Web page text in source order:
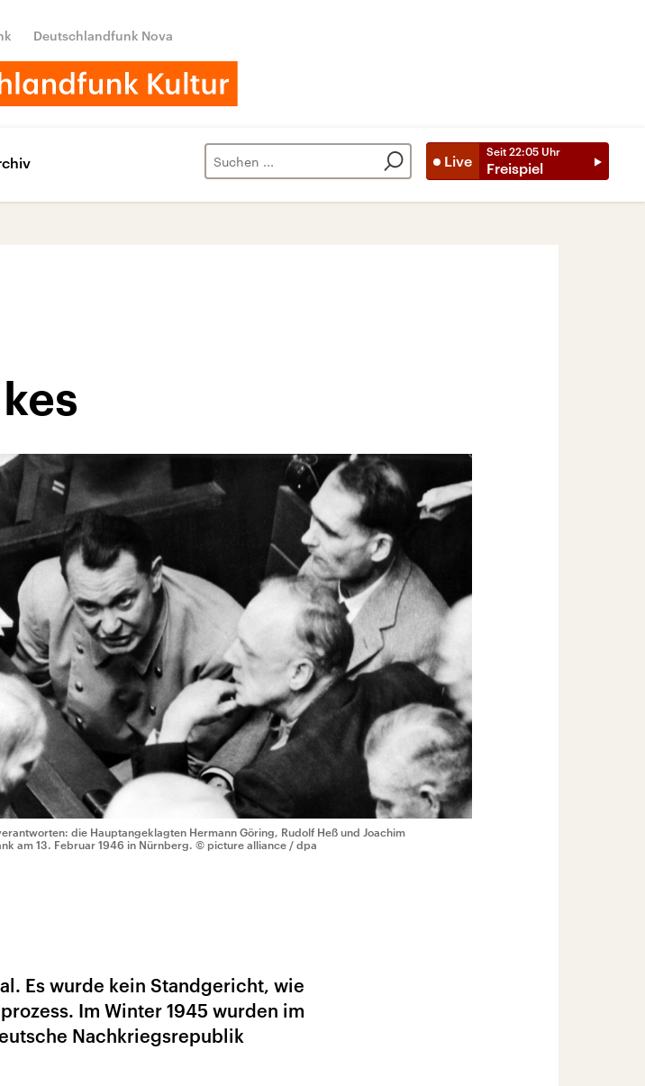
Deutschlandfunk Nova
Live
Seit 22:05 Uhr
Freispiel
die Hauptangeklagten Hermann Göring, Rudolf Heß und Joachim
am 13. Februar 1946 in Nürnberg. © picture alliance / dpa
Es wurde kein Standgericht, wie
Im Winter 1945 wurden im
Nachkriegsrepublik